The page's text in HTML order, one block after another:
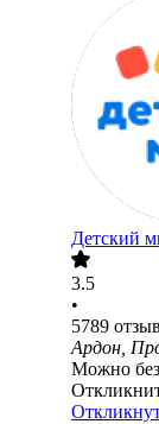
Детский
3.5
•
5789
Ардон,
Можно